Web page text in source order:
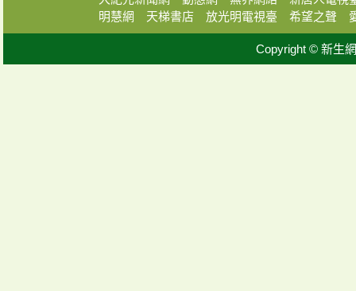
明慧網
天梯書店 放光明電視臺 希望之聲
Copyright © 新生